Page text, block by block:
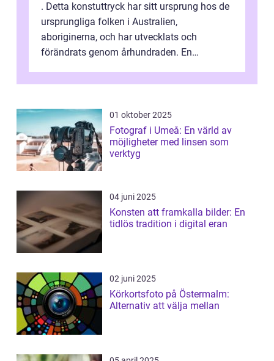
. Detta konstuttryck har sitt ursprung hos de
ursprungliga folken i Australien,
aboriginerna, och har utvecklats och
förändrats genom århundraden. En
”aborig...
01 oktober 2025
Fotograf i Umeå: En värld av
möjligheter med linsen som
verktyg
04 juni 2025
Konsten att framkalla bilder: En
tidlös tradition i digital eran
02 juni 2025
Körkortsfoto på Östermalm:
Alternativ att välja mellan